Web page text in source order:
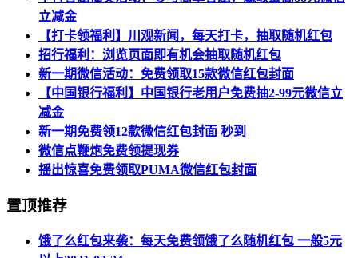
立减金
【打卡领福利】川观新闻，每天打卡，抽取随机红包
招行福利：浏览页面即有机会抽取随机红包
新一期微信活动：免费领取15款微信红包封面
【中国银行福利】中国银行老用户免费抽2-99元微信立
减金
新一期免费领12款微信红包封面 秒到
微信点鞭炮免费领提现券
摇出惊喜免费领取PUMA微信红包封面
置顶推荐
饿了么红包来袭：每天免费领饿了么随机红包 一般5元